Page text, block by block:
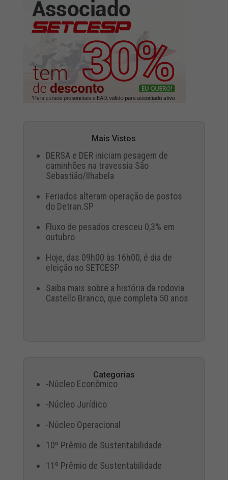
Mais Vistos
DERSA e DER iniciam pesagem de
caminhões na travessia São
Sebastião/Ilhabela
Feriados alteram operação de postos
do Detran.SP
Fluxo de pesados cresceu 0,3% em
outubro
Hoje, das 09h00 às 16h00, é dia de
eleição no SETCESP
Saiba mais sobre a história da rodovia
Castello Branco, que completa 50 anos
Categorias
-Núcleo Econômico
-Núcleo Jurídico
-Núcleo Operacional
10º Prêmio de Sustentabilidade
11º Prêmio de Sustentabilidade